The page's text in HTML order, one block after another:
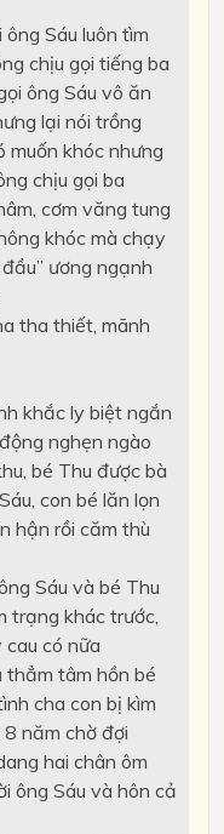
Sáu luôn tìm
chịu gọi tiếng ba
ông Sáu vô ăn
lại nói trồng
muốn khóc nhưng
chịu gọi ba
cơm văng tung
khóc mà chạy
ương ngạnh
tha thiết, mãnh
khắc ly biệt ngắn
nghẹn ngào
bé Thu được bà
con bé lăn lọn
hận rồi căm thù
Sáu và bé Thu
trạng khác trước,
có nữa
thẳm tâm hồn bé
cha con bị kìm
năm chờ đợi
hai chân ôm
ông Sáu và hôn cả